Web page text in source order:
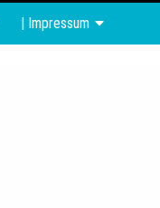
| Impressum